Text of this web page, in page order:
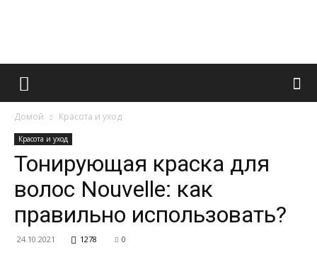
Французский
и
Домой Красота и уход
Красота и уход
Тонирующая краска для
волос Nouvelle: как
правильно использовать?
24.10.2021 1278 0